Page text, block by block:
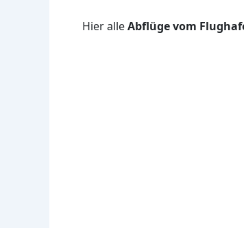
Hier alleAbflüge vom